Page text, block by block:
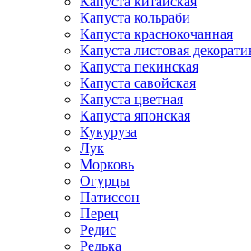
Капуста кольраби
Капуста краснокочанная
Капуста листовая
Капуста пекинская
Капуста савойская
Капуста цветная
Капуста японская
Кукуруза
Лук
Морковь
Огурцы
Патиссон
Перец
Редис
Редька